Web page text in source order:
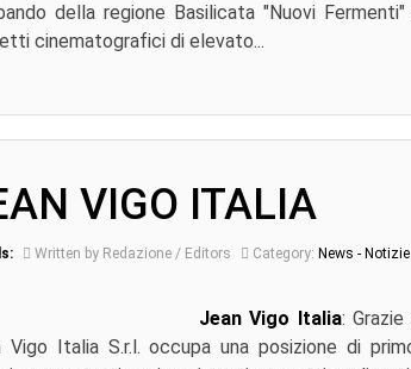
della regione Basilicata "Nuovi
cinematografici di elevato...
VIGO ITALIA
Written by Redazione / Editors Category: News - Notizie
Jean Vigo Italia:
Vigo Italia S.r.l. occupa una posizione di